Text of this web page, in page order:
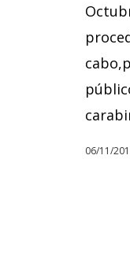
06/11/